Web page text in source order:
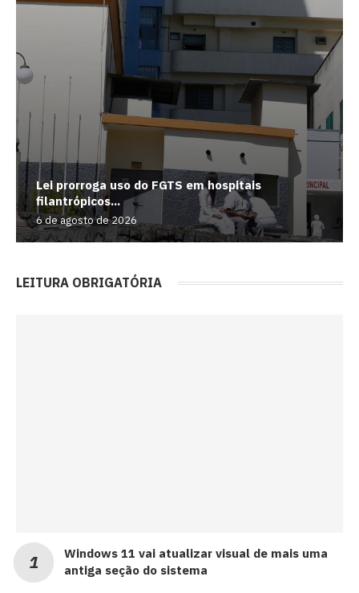
Lei prorroga uso do FGTS em hospitais
filantrópicos...
6 de agosto de 2026
LEITURA OBRIGATÓRIA
Windows 11 vai atualizar visual de mais uma
antiga seção do sistema